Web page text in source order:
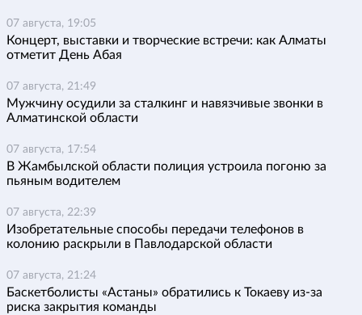
07 августа, 19:05
Концерт, выставки и творческие встречи: как Алматы
отметит День Абая
07 августа, 21:49
Мужчину осудили за сталкинг и навязчивые звонки в
Алматинской области
07 августа, 17:54
В Жамбылской области полиция устроила погоню за
пьяным водителем
07 августа, 22:39
Изобретательные способы передачи телефонов в
колонию раскрыли в Павлодарской области
07 августа, 21:24
Баскетболисты «Астаны» обратились к Токаеву из-за
риска закрытия команды